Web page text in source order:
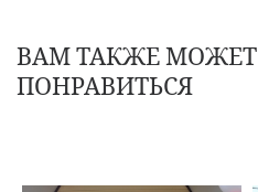
ВАМ ТАКЖЕ МОЖЕТ
ПОНРАВИТЬСЯ